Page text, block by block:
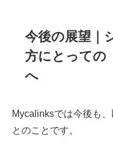
今後の展望｜
方にとっての
へ
Mycalinksでは今後も
とのことです。